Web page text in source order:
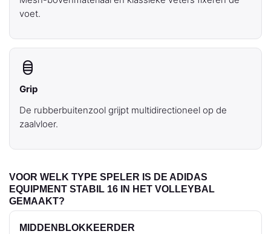
voet.
Grip
De rubberbuitenzool grijpt multidirectioneel op de
zaalvloer.
VOOR WELK TYPE SPELER IS DE ADIDAS
EQUIPMENT STABIL 16 IN HET VOLLEYBAL
GEMAAKT?
MIDDENBLOKKEERDER